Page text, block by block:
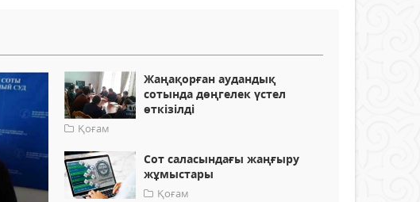
Жаңақорған аудандық
сотында дөңгелек үстел
өткізілді
Қоғам
Сот саласындағы жаңғыру
жұмыстары
Қоғам